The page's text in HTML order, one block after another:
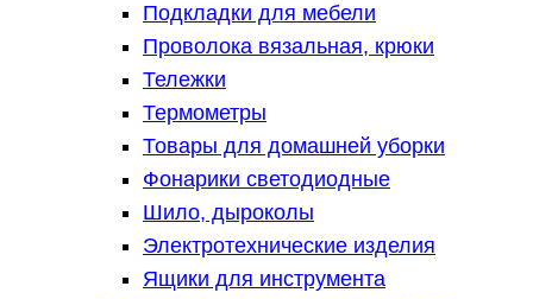
Подкладки для мебели
Проволока вязальная, крюки
Тележки
Термометры
Товары для домашней уборки
Фонарики светодиодные
Шило, дыроколы
Электротехнические изделия
Ящики для инструмента